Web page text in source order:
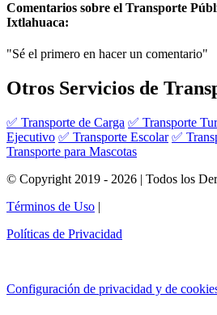
Comentarios sobre el Transporte
Ixtlahuaca:
"Sé el primero en hacer un comentario"
Otros Servicios de
✅ Transporte de Carga ✅ Transporte
Ejecutivo ✅ Transporte Escolar ✅
Transporte para Mascotas
© Copyright 2019 - 2026 | Todos los
Términos de Uso |
Políticas de Privacidad
Configuración de privacidad y de